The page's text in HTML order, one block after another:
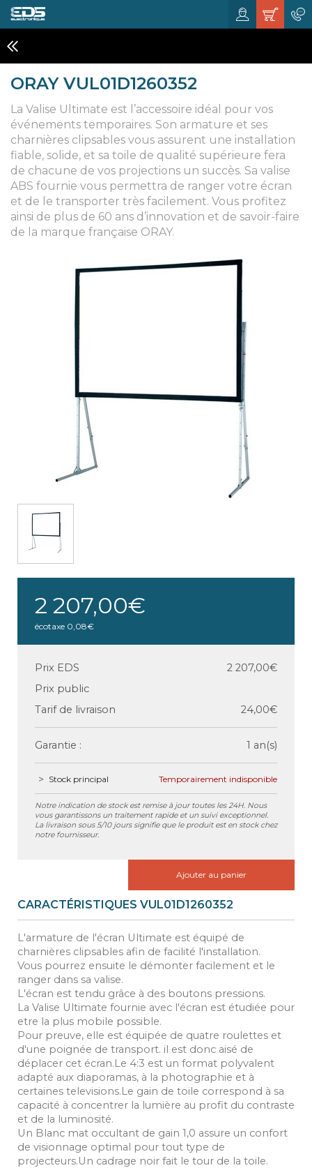
ORAY VUL01D1260352
La Valise Ultimate est l’accessoire idéal pour vos
événements temporaires. Son armature et ses
charnières clipsables vous assurent une installation
fiable, solide, et sa toile de qualité supérieure fera
de chacune de vos projections un succès. Sa valise
ABS fournie vous permettra de ranger votre écran
et de le transporter très facilement. Vous profitez
ainsi de plus de 60 ans d’innovation et de savoir-faire
de la marque française ORAY.
2 207,00€
écotaxe 0,08€
Prix EDS
2 207,00€
Prix public
Tarif de livraison
24,00€
Garantie : 1 an(s)
Stock principal Temporairement indisponible
Notre indication de stock est remise à jour toutes les 24H. Nous
vous garantissons un traitement rapide et un suivi exceptionnel.
La livraison sous 5/10 jours signifie que le produit est en stock chez
notre fournisseur.
Ajouter au panier
CARACTÉRISTIQUES VUL01D1260352
L'armature de l'écran Ultimate est équipé de
charnières clipsables afin de facilité l'installation.
Vous pourrez ensuite le démonter facilement et le
ranger dans sa valise.
L'écran est tendu grâce à des boutons pressions.
La Valise Ultimate fournie avec l'écran est étudiée pour
etre la plus mobile possible.
Pour preuve, elle est équipée de quatre roulettes et
d'une poignée de transport. il est donc aisé de
déplacer cet écran.Le 4:3 est un format polyvalent
adapté aux diaporamas, à la photographie et à
certaines televisions.Le gain de toile correspond à sa
capacité à concentrer la lumière au profit du contraste
et de la luminosité.
Un Blanc mat occultant de gain 1,0 assure un confort
de visionnage optimal pour tout type de
projecteurs.Un cadrage noir fait le tour de la toile.